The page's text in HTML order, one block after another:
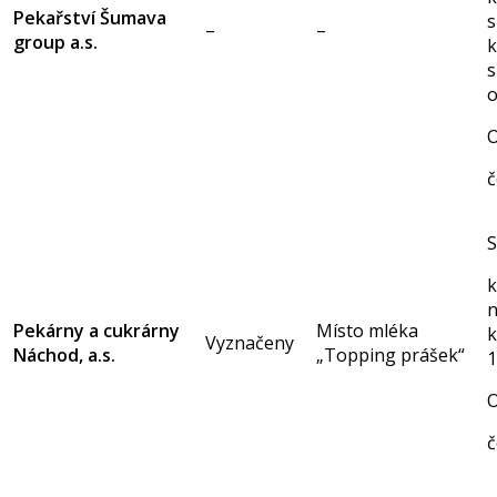
Pekařství Šumava
group a.s.
– –
Pekárny a cukrárny
Náchod, a.s.
Vyznačeny
Místo mléka
„Topping prášek“